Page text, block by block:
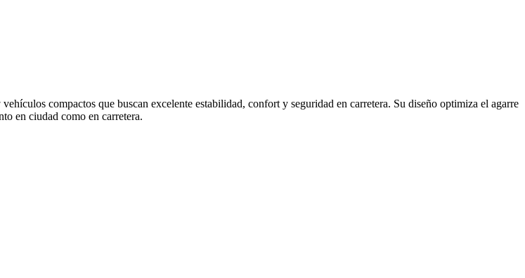
compactos que buscan excelente estabilidad, confort y seguridad en carretera. Su diseño optimiza el agarre
en ciudad como en carretera.